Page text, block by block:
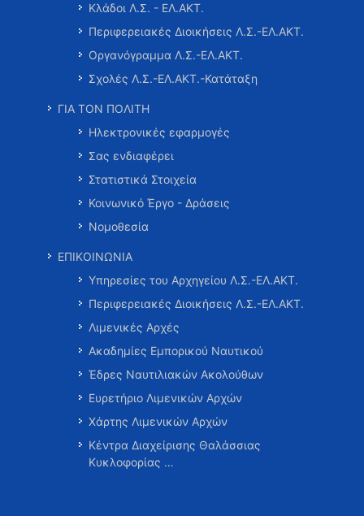
Κλάδοι Λ.Σ. - ΕΛ.ΑΚΤ.
Περιφερειακές Διοικήσεις Λ.Σ.-ΕΛ.ΑΚΤ.
Οργανόγραμμα Λ.Σ.-ΕΛ.ΑΚΤ.
Σχολές Λ.Σ.-ΕΛ.ΑΚΤ.-Κατάταξη
ΓΙΑ ΤΟΝ ΠΟΛΙΤΗ
Ηλεκτρονικές εφαρμογές
Σας ενδιαφέρει
Στατιστικά Στοιχεία
Κοινωνικό Έργο - Δράσεις
Νομοθεσία
ΕΠΙΚΟΙΝΩΝΙΑ
Υπηρεσίες του Αρχηγείου Λ.Σ.-ΕΛ.ΑΚΤ.
Περιφερειακές Διοικήσεις Λ.Σ.-ΕΛ.ΑΚΤ.
Λιμενικές Αρχές
Ακαδημίες Εμπορικού Ναυτικού
Έδρες Ναυτιλιακών Ακολούθων
Ευρετήριο Λιμενικών Αρχών
Χάρτης Λιμενικών Αρχών
Κέντρα Διαχείρισης Θαλάσσιας
Κυκλοφορίας …